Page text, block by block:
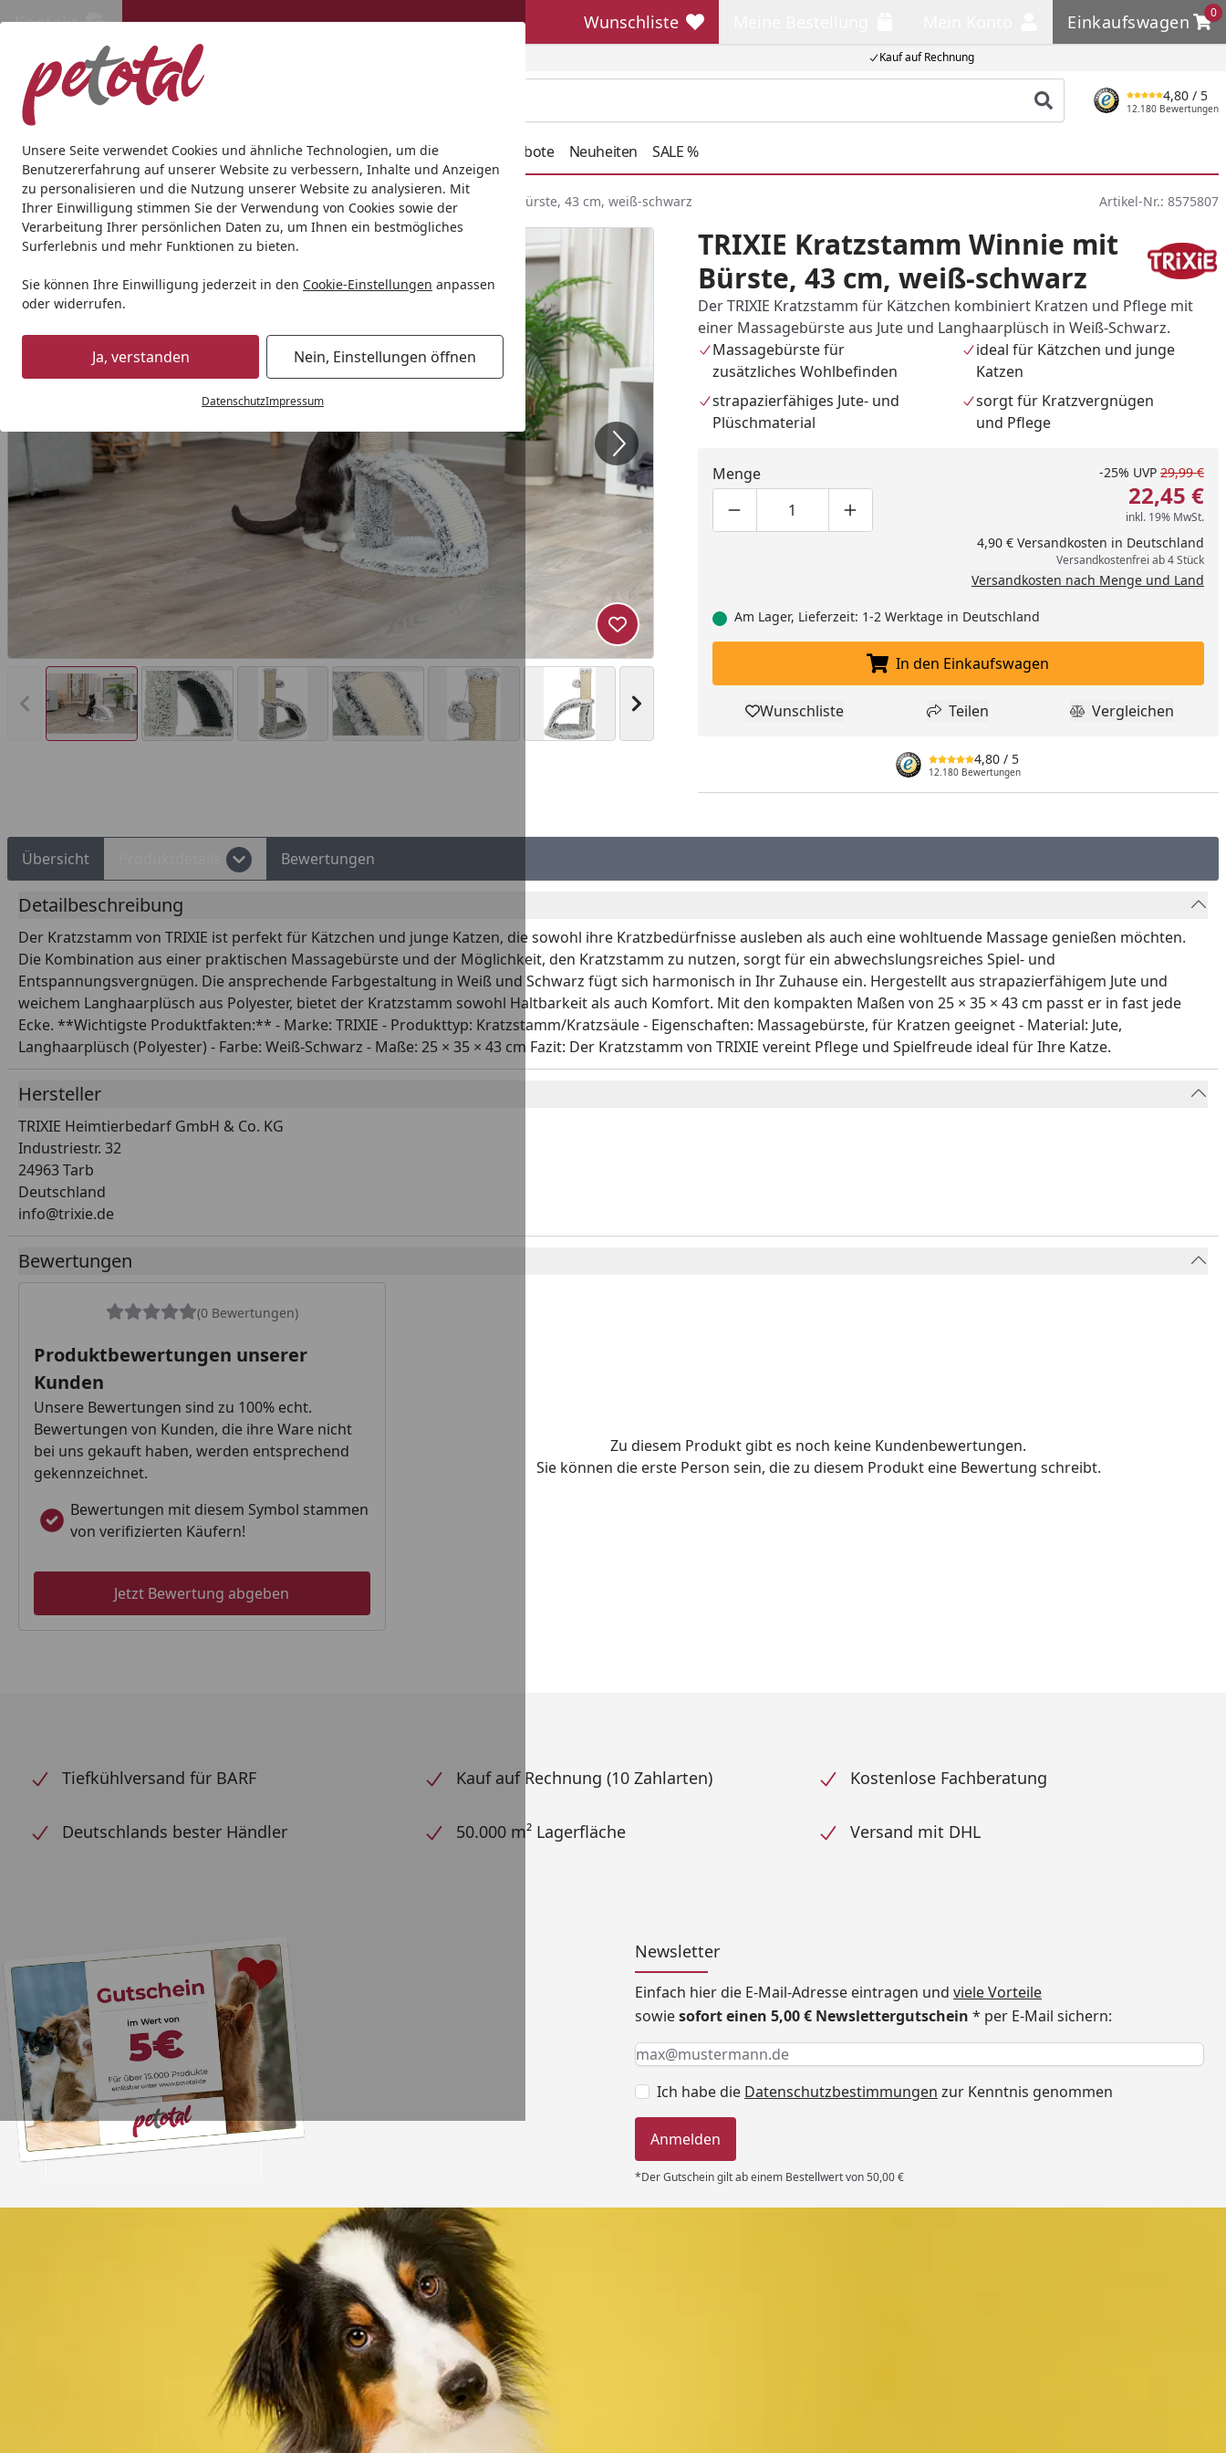
Unsere Seite verwendet Cookies und ähnliche Technologien, um die
Benutzererfahrung auf unserer Website zu verbessern, Inhalte und Anzeigen
zu personalisieren und die Nutzung unserer Website zu analysieren. Mit
Ihrer Einwilligung stimmen Sie der Verwendung von Cookies sowie der
Verarbeitung Ihrer persönlichen Daten zu, um Ihnen ein bestmögliches
Surferlebnis und mehr Funktionen zu bieten.
Sie können Ihre Einwilligung jederzeit in den Cookie-Einstellungen anpassen
oder widerrufen.
Ja, verstanden Nein, Einstellungen öffnen
DatenschutzImpressum
Kauf auf Rechnung
Kontakt Wunschliste
Wunschliste Einkaufswagen
0
Einkaufswagen
Produkt suchen
4,80 / 5
12.180 Bewertungen
Hund Katze Aquaristik Teich Andere Tierarten Geschenkideen Angebote Neuheiten SALE %
Startseite
Geschenkideen Geschenkideen für Katzen TRIXIE Kratzstamm Winnie mit Bürste, 43 cm, weiß-schwarz Artikel-Nr.: 8575807
Vorheriges Bild anzeigen Nächstes Bild anzeigen
Produkt zur Wunschliste hinzufügen
TRIXIE Kratzstamm Winnie mit
Bürste, 43 cm, weiß-schwarz
Der TRIXIE Kratzstamm für Kätzchen kombiniert Kratzen und Pflege mit
einer Massagebürste aus Jute und Langhaarplüsch in Weiß-Schwarz.
Massagebürste für
zusätzliches Wohlbefinden
ideal für Kätzchen und junge
Katzen
strapazierfähiges Jute- und
Plüschmaterial
sorgt für Kratzvergnügen
und Pflege
Menge
Produktmenge um eins verringern
Produktmenge manuell eingeben
Produktmenge um eins erhöhen
-25% UVP 29,99 €
22,45 €
inkl. 19% MwSt.
4,90 € Versandkosten in Deutschland
Versandkostenfrei ab 4 Stück
Versandkosten nach Menge und Land
Am Lager, Lieferzeit: 1-2 Werktage in Deutschland
In den Einkaufswagen legen
In den Einkaufswagen
Produkt zur Wunschliste hinzufügen
Wunschliste Teilen
Teilen Produkt
Vergleichen
4,80 / 5
12.180 Bewertungen
Übersicht Bewertungen
Detailbeschreibung
Der Kratzstamm von TRIXIE ist perfekt für Kätzchen und junge Katzen, die sowohl ihre Kratzbedürfnisse ausleben als auch eine wohltuende Massage genießen möchten.
Die Kombination aus einer praktischen Massagebürste und der Möglichkeit, den Kratzstamm zu nutzen, sorgt für ein abwechslungsreiches Spiel- und
Entspannungsvergnügen. Die ansprechende Farbgestaltung in Weiß und Schwarz fügt sich harmonisch in Ihr Zuhause ein. Hergestellt aus strapazierfähigem Jute und
weichem Langhaarplüsch aus Polyester, bietet der Kratzstamm sowohl Haltbarkeit als auch Komfort. Mit den kompakten Maßen von 25 × 35 × 43 cm passt er in fast jede
Ecke. **Wichtigste Produktfakten:** - Marke: TRIXIE - Produkttyp: Kratzstamm/Kratzsäule - Eigenschaften: Massagebürste, für Kratzen geeignet - Material: Jute,
Langhaarplüsch (Polyester) - Farbe: Weiß-Schwarz - Maße: 25 × 35 × 43 cm Fazit: Der Kratzstamm von TRIXIE vereint Pflege und Spielfreude ideal für Ihre Katze.
Hersteller
TRIXIE Heimtierbedarf GmbH & Co. KG
Industriestr. 32
24963 Tarb
Deutschland
info@trixie.de
Bewertungen
(0 Bewertungen)
Produktbewertungen unserer
Kunden
Unsere Bewertungen sind zu 100% echt.
Bewertungen von Kunden, die ihre Ware nicht
bei uns gekauft haben, werden entsprechend
gekennzeichnet.
Bewertungen mit diesem Symbol stammen
von verifizierten Käufern!
Jetzt Bewertung abgeben
Zu diesem Produkt gibt es noch keine Kundenbewertungen.
Sie können die erste Person sein, die zu diesem Produkt eine Bewertung schreibt.
Tiefkühlversand für BARF Kauf auf Rechnung (10 Zahlarten) Kostenlose Fachberatung
Deutschlands bester Händler 50.000 m² Lagerfläche Versand mit DHL
Newsletter
Einfach hier die E-Mail-Adresse eintragen und viele Vorteile
sowiesofort einen 5,00 € Newslettergutschein * per E-Mail sichern:
Keine Eingabe erforderlich
Eingabe erforderlich
E-Mail *
Ich habe die Datenschutzbestimmungen zur Kenntnis genommen
Anmelden
*Der Gutschein gilt ab einem Bestellwert von 50,00 €
„Alles top. Hat wie immer super
geklappt, sehr schnelle Lieferung!!“
30.07.2026